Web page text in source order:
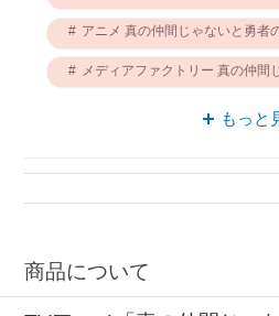
アニメ 真の仲間じゃないと勇者のパーティーを追い出さ
メディアファクトリー 真の仲間じゃないと勇者のパーティーを
ブルーレイ 真の仲間じゃないと勇者のパーティーを追い出
もっと
商品について